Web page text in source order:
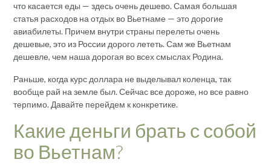
что касается еды — здесь очень дешево. Самая большая
статья расходов на отдых во Вьетнаме — это дорогие
авиабилеты. Причем внутри страны перелеты очень
дешевые, это из России дорого лететь. Сам же Вьетнам
дешевле, чем наша дорогая во всех смыслах Родина.
Раньше, когда курс доллара не выделывал коленца, так
вообще рай на земле был. Сейчас все дороже, но все равно
терпимо. Давайте перейдем к конкретике.
Какие деньги брать с собой
во Вьетнам?